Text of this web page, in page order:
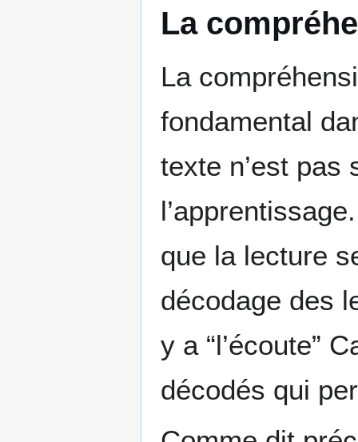
La
La
fondamental
texte n’est pas
que la lecture
décodage des
y a “l’écoute”
décodés qui